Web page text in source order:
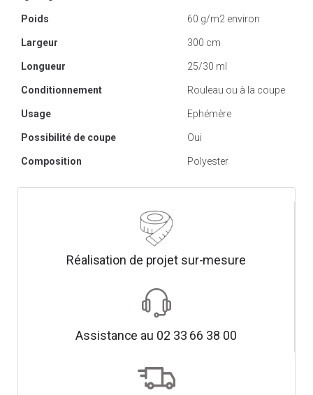
Poids 60 g/m2 environ
Largeur 300 cm
Longueur 25/30 ml
Conditionnement Rouleau ou à la coupe
Usage Ephémère
Possibilité de coupe Oui
Composition Polyester
Réalisation de projet sur-mesure
Assistance au 02 33 66 38 00